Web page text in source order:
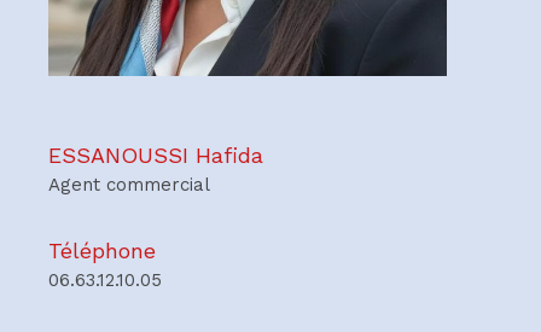
ESSANOUSSI Hafida
Agent commercial
Téléphone
06.63.12.10.05